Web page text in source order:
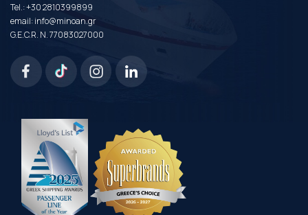
Tel.:+30 2810399899
email:info@minoan.gr
G.E.C.R. N. 77083027000